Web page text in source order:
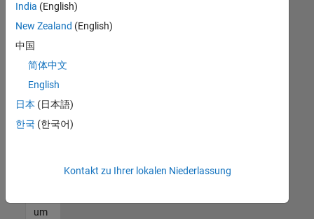
offenen
Stellen
können,
die
Ihren
entsprechen,
werden
unseres
um
India (English)
New Zealand (English)
中国
简体中文
English
日本 (日本語)
한국 (한국어)
Kontakt zu Ihrer lokalen Niederlassung